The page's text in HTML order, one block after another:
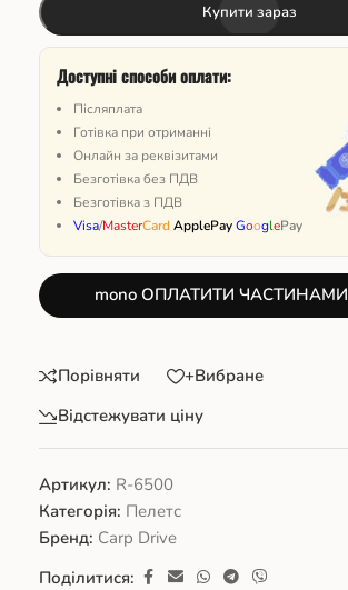
Купити зараз
Доступні способи оплати:
Післяплата
Готівка при отриманні
Онлайн за реквізитами
Безготівка без ПДВ
Безготівка з ПДВ
Visa/MasterCardApplePayGooglePay
mono ОПЛАТИТИ ЧАСТИНАМИ
Порівняти
+Вибране
Відстежувати ціну
Артикул: R-6500
Категорія: Пелетс
Бренд: Carp Drive
Поділитися: